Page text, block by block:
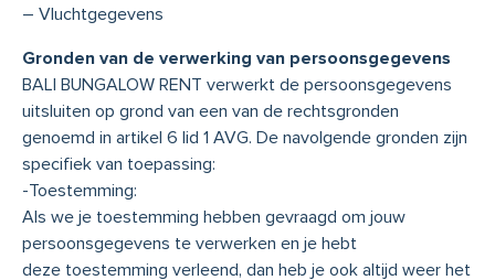
– Vluchtgegevens
Gronden van de verwerking van persoonsgegevens
BALI BUNGALOW RENT verwerkt de persoonsgegevens
uitsluiten op grond van een van de rechtsgronden
genoemd in artikel 6 lid 1 AVG. De navolgende gronden zijn
specifiek van toepassing:
-Toestemming:
Als we je toestemming hebben gevraagd om jouw
persoonsgegevens te verwerken en je hebt
deze toestemming verleend, dan heb je ook altijd weer het